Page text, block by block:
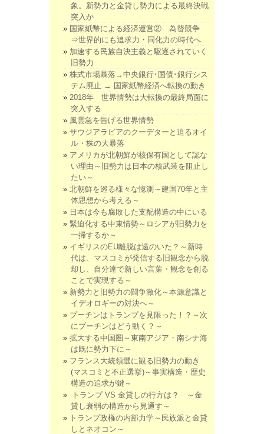
象。新勢力と金貸し勢力による最終決戦
突入か
国家紙幣による経済運営② 為替競争
⇒世界的にも追求力・同化力の時代へ
加速する民族自決主義と駆逐されていく
旧勢力
株式市場暴落→中央銀行･国債･銀行シス
テム廃止 → 国家紙幣経済へ転換の動き
2018年 世界情勢は大転換の最終局面に
突入する
風雲急を告げる世界情勢
サウジアラビアのクーデターと迫るオイ
ル・株の大暴落
アメリカが北朝鮮が核保有国として認な
い理由～旧勢力は日本の核武装を阻止し
たい～
北朝鮮を巡る様々な憶測～建国70年と主
体思想から考える～
日本は今も腐敗した支配構造の中にいる
緊迫化する中東情勢～ロシアが旧勢力を
一掃するか～
イギリスのEU離脱は遠のいた？～新時
代は、マスコミが発信する旧観念から脱
却し、自分達で新しい言葉・観念を創る
ことで実現する～
新勢力と旧勢力の闘争激化～本源意識と
イデオロギーの対決へ～
プーチンはトランプを見限った！？～次
にプーチンはどう動く？～
拡大する中国圏～東南アジア・南シナ海
は既に勢力下に～
フランス大統領選に観る旧勢力の動き
(マスコミと不正選挙)～事実構造・歴史
構造の追求が鍵～
トランプ VS 金貸しの行方は？ ～金
貸し衰弱の構造から見通す～
トランプ政権の内部力学～民族派と金貸
しとネオコン～